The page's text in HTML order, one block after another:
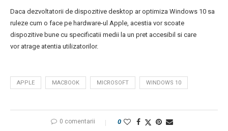
Daca dezvoltatorii de dispozitive desktop ar optimiza Windows 10 sa
ruleze cum o face pe hardware-ul Apple, acestia vor scoate
dispozitive bune cu specificatii medii la un pret accesibil si care
vor atrage atentia utilizatorilor.
APPLE MACBOOK MICROSOFT WINDOWS 10
0 comentarii 0